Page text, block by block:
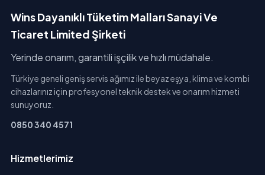
Wins Dayanıklı Tüketim Malları Sanayi Ve
Ticaret Limited Şirketi
Yerinde onarım, garantili işçilik ve hızlı müdahale.
Türkiye geneli geniş servis ağımız ile beyaz eşya, klima ve kombi
cihazlarınız için profesyonel teknik destek ve onarım hizmeti
sunuyoruz.
0850 340 4571
Hizmetlerimiz